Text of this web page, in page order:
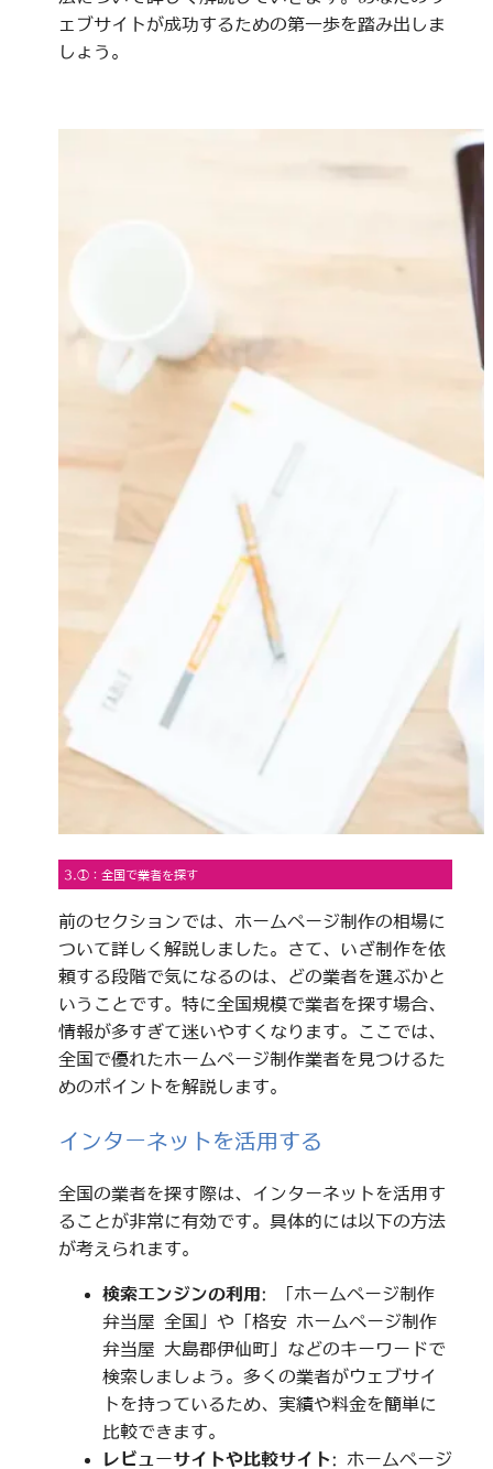
ェブサイトが成功するための第一歩を踏み出しま
しょう。
3.①：全国で業者を探す
前のセクションでは、ホームページ制作の相場に
ついて詳しく解説しました。さて、いざ制作を依
頼する段階で気になるのは、どの業者を選ぶかと
いうことです。特に全国規模で業者を探す場合、
情報が多すぎて迷いやすくなります。ここでは、
全国で優れたホームページ制作業者を見つけるた
めのポイントを解説します。
インターネットを活用する
全国の業者を探す際は、インターネットを活用す
ることが非常に有効です。具体的には以下の方法
が考えられます。
検索エンジンの利用 : 「ホームページ制作
弁当屋 全国」や「格安 ホームページ制作
弁当屋 大島郡伊仙町」などのキーワードで
検索しましょう。多くの業者がウェブサイ
トを持っているため、実績や料金を簡単に
比較できます。
レビューサイトや比較サイト: ホームページ